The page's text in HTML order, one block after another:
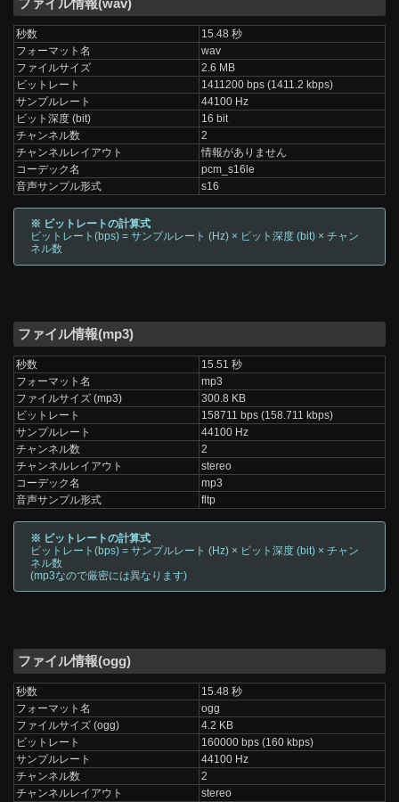
秒数
15.48 秒
フォーマット名
wav
ファイルサイズ
2.6 MB
ビットレート
1411200 bps (1411.2 kbps)
サンプルレート
44100 Hz
ビット深度 (bit)
16 bit
チャンネル数
2
チャンネルレイアウト
情報がありません
コーデック名
pcm_s16le
音声サンプル形式
s16
※ ビットレートの計算式
ビットレート(bps) = サンプルレート (Hz) × ビット深度 (bit) × チャン
ネル数
ファイル情報(mp3)
秒数
15.51 秒
フォーマット名
mp3
ファイルサイズ (mp3)
300.8 KB
ビットレート
158711 bps (158.711 kbps)
サンプルレート
44100 Hz
チャンネル数
2
チャンネルレイアウト
stereo
コーデック名
mp3
音声サンプル形式
fltp
※ ビットレートの計算式
ビットレート(bps) = サンプルレート (Hz) × ビット深度 (bit) × チャン
ネル数
(mp3なので厳密には異なります)
ファイル情報(ogg)
秒数
15.48 秒
フォーマット名
ogg
ファイルサイズ (ogg)
4.2 KB
ビットレート
160000 bps (160 kbps)
サンプルレート
44100 Hz
チャンネル数
2
チャンネルレイアウト
stereo